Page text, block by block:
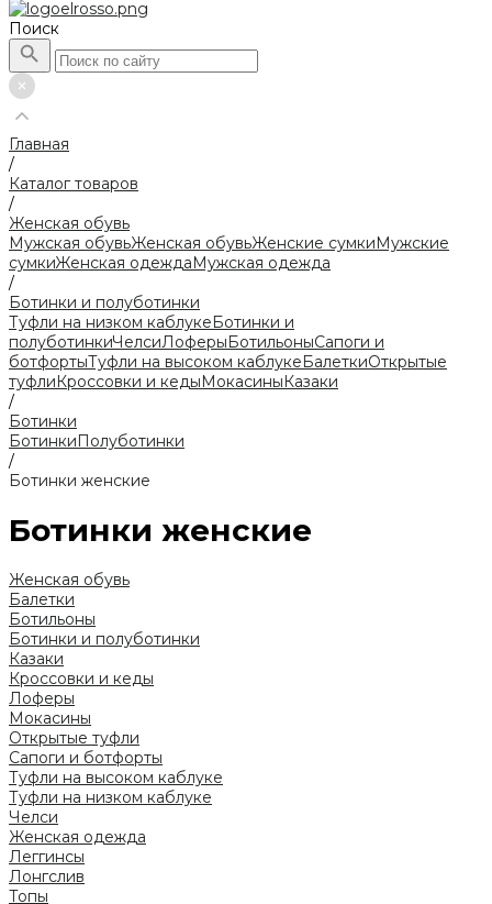
Поиск
Главная
/
Каталог товаров
/
Женская обувь
Мужская обувьЖенская обувьЖенские сумкиМужские
сумкиЖенская одеждаМужская одежда
/
Ботинки и полуботинки
Туфли на низком каблукеБотинки и
полуботинкиЧелсиЛоферыБотильоныСапоги и
ботфортыТуфли на высоком каблукеБалеткиОткрытые
туфлиКроссовки и кедыМокасиныКазаки
/
Ботинки
БотинкиПолуботинки
/
Ботинки женские
Ботинки женские
Женская обувь
Балетки
Ботильоны
Ботинки и полуботинки
Казаки
Кроссовки и кеды
Лоферы
Мокасины
Открытые туфли
Сапоги и ботфорты
Туфли на высоком каблуке
Туфли на низком каблуке
Челси
Женская одежда
Леггинсы
Лонгслив
Топы